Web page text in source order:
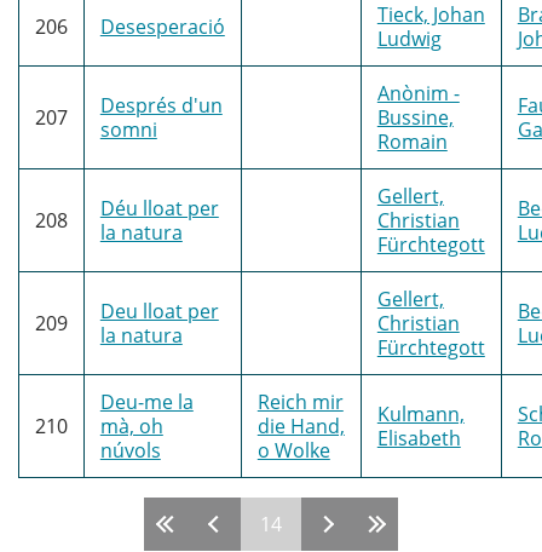
206 Desesperació
Tieck, Johan
Ludwig
207
Després d'un
somni
Anònim -
Bussine,
Romain
208
Déu lloat per
la natura
Gellert,
Christian
Fürchtegott
209
Deu lloat per
la natura
Gellert,
Christian
Fürchtegott
210
Deu-me la
mà, oh
núvols
Reich mir
die Hand,
o Wolke
Kulmann,
Elisabeth
14